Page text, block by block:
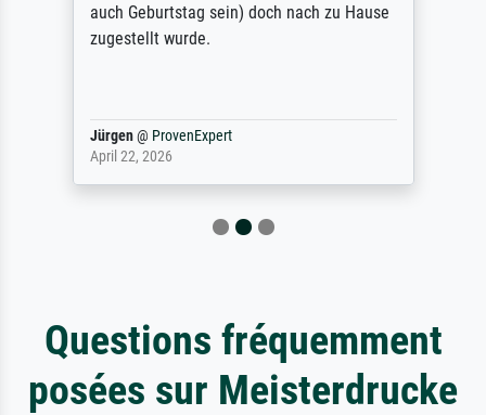
auch Geburtstag sein) doch nach zu Hause
zugestellt wurde.
Jürgen@ ProvenExpert
April 22, 2026
Questions fréquemment
posées sur Meisterdrucke